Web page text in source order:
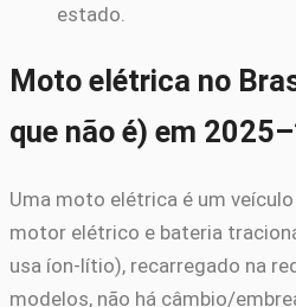
estado.
Moto elétrica no
que não é) em
Uma moto elétrica é um
motor elétrico e bateria
usa íon-lítio), recarregado na
modelos, não há câmbio/